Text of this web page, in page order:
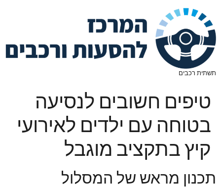
תשתית רכבים
טיפים חשובים לנסיעה
בטוחה עם ילדים לאירועי
קיץ בתקציב מוגבל
תכנון מראש של המסלול